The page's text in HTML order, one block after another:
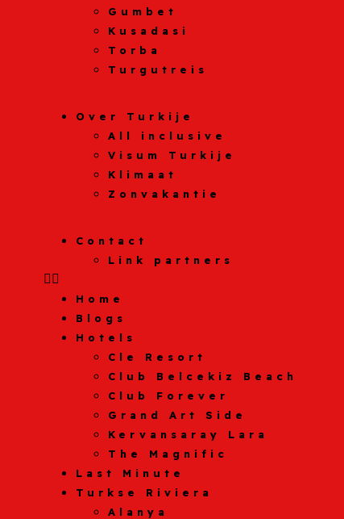
Gumbet
Kusadasi
Torba
Turgutreis
Over Turkije
All inclusive
Visum Turkije
Klimaat
Zonvakantie
Contact
Link partners
Home
Blogs
Hotels
Cle Resort
Club Belcekiz Beach
Club Forever
Grand Art Side
Kervansaray Lara
The Magnific
Last Minute
Turkse Riviera
Alanya